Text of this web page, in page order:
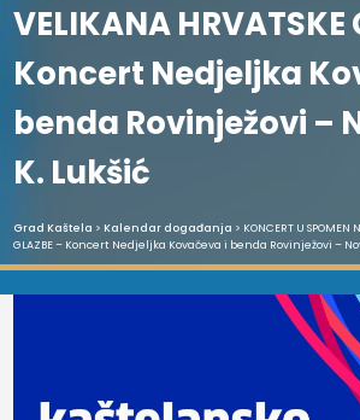
VELIKANA HRVATSKE
Koncert Nedjeljka
benda Rovinježovi –
K. Lukšić
Grad Kaštela > Kalendar događanja > KONCERT U SPOMEN
GLAZBE – Koncert Nedjeljka Kovačeva i benda Rovinježovi –